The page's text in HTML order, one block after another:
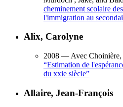
cheminement scolaire
l'immigration au
Alix, Carolyne
2008 — Avec Choinière,
“Estimation de
du xxie siècle”
Allaire, Jean-François